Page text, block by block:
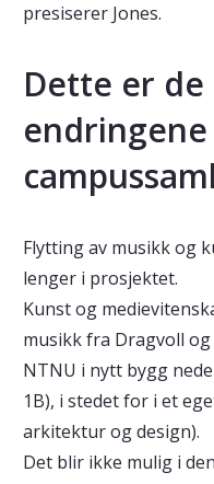
presiserer Jones.
Dette er
endringene
Flytting av musikk og
lenger i prosjektet.
Kunst og
musikk fra Dragvoll
NTNU i nytt bygg
1B), i stedet for i et
arkitektur og design).
Det blir ikke mulig i